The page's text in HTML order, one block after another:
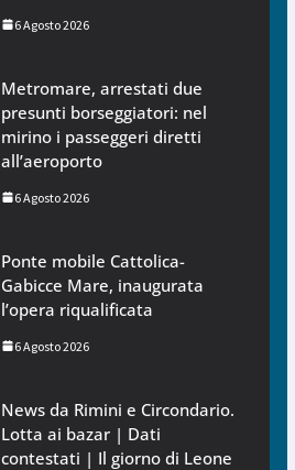
6 Agosto 2026
Metromare, arrestati due
presunti borseggiatori: nel
mirino i passeggeri diretti
all’aeroporto
6 Agosto 2026
Ponte mobile Cattolica-
Gabicce Mare, inaugurata
l’opera riqualificata
6 Agosto 2026
News da Rimini e Circondario.
Lotta ai bazar | Dati
contestati | Il giorno di Leone